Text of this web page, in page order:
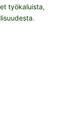
työkaluista,